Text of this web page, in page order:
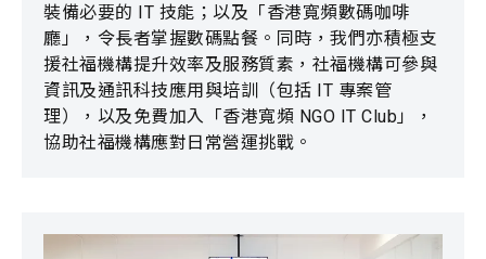
裝備必要的 IT 技能；以及「香港寬頻數碼咖啡
廳」，令長者掌握數碼點餐。同時，我們亦積極支
援社福機構提升效率及服務質素，社福機構可參與
資訊及通訊科技應用與培訓（包括 IT 專案管
理），以及免費加入「香港寬頻 NGO IT Club」，
協助社福機構應對日常營運挑戰。